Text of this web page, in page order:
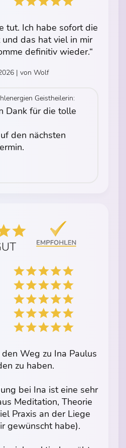
tut. Ich habe sofort die
das hat viel in mir
definitiv wieder.“
| von Wolf
Geistheilerin:
Dank für die tolle
den nächsten
Weg zu Ina Paulus
zu haben.
bei Ina ist eine sehr
Meditation, Theorie
Praxis an der Liege
gewünscht habe).